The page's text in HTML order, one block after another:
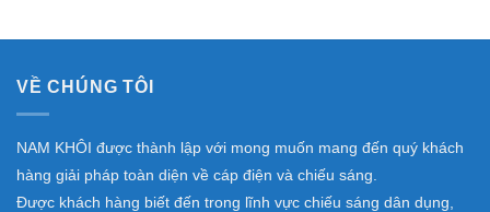
VỀ CHÚNG TÔI
NAM KHÔI được thành lập với mong muốn mang đến quý khách
hàng giải pháp toàn diện về cáp điện và chiếu sáng.
Được khách hàng biết đến trong lĩnh vực chiếu sáng dân dụng,